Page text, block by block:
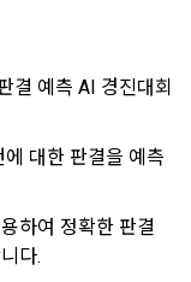
다.
” 등 사이트에서
"가 운영하는 사이
각의 목적에 맞게
하여 이 약관에 동
한다.
등 ‘개인정보의 한
수 있는지를 알려
세 미만 아동의 개
있는지도 함께 안내
등의 마케팅 정보
보 사항에 대해서
되지 않습니다.
등의 마케팅 정보
결 예측 AI 경진대회
대한 판결을 예측
하여 정확한 판결
다.